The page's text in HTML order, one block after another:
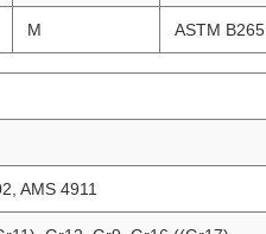
M ASTM B265
AMS 4911